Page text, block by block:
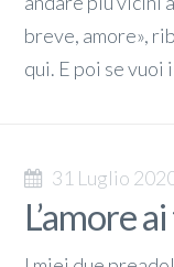
breve, amore»,
qui. E poi se
31 Luglio
L’amore